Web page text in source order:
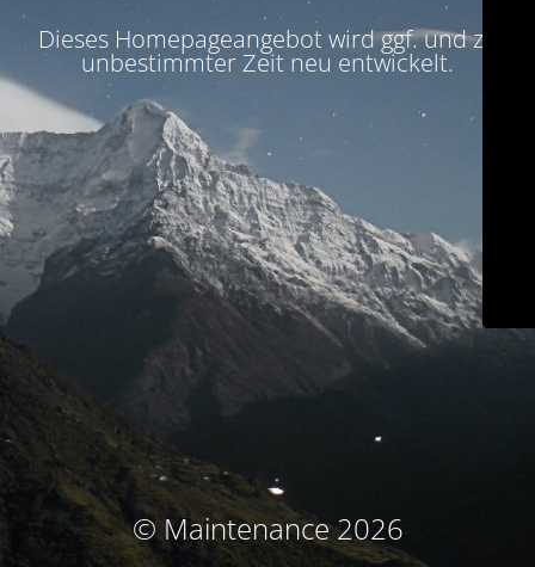
Dieses Homepageangebot wird ggf. und zu
unbestimmter Zeit neu entwickelt.
© Maintenance 2026